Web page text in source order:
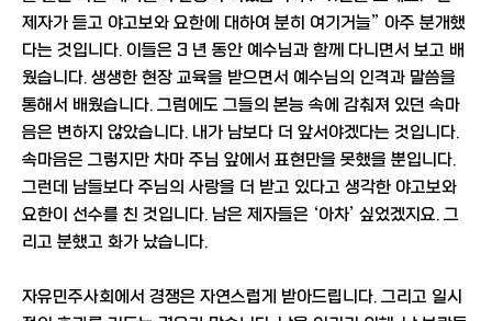
제자가 듣고 야고보와 요한에 대하여 분히 여기거늘” 아주 분개했
다는 것입니다. 이들은 3 년 동안 예수님과 함께 다니면서 보고 배
웠습니다. 생생한 현장 교육을 받으면서 예수님의 인격과 말씀을
통해서 배웠습니다. 그럼에도 그들의 본능 속에 감춰져 있던 속마
음은 변하지 않았습니다. 내가 남보다 더 앞서야겠다는 것입니다.
속마음은 그렇지만 차마 주님 앞에서 표현만을 못했을 뿐입니다.
그런데 남들보다 주님의 사랑을 더 받고 있다고 생각한 야고보와
요한이 선수를 친 것입니다. 남은 제자들은 ‘아차’ 싶었겠지요. 그
리고 분했고 화가 났습니다.
자유민주사회에서 경쟁은 자연스럽게 받아드립니다. 그리고 일시